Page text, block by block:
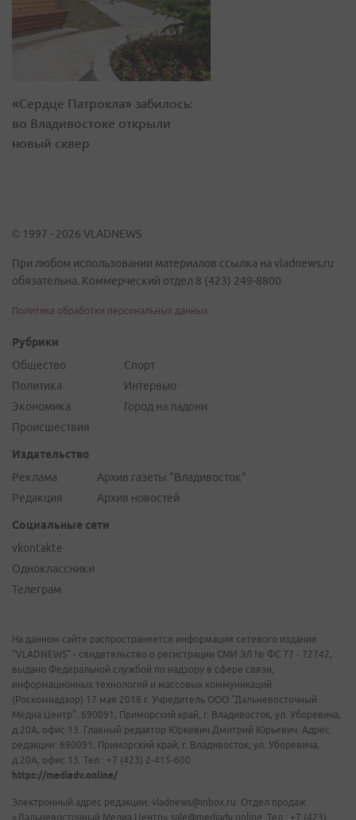
«Сердце Патрокла» забилось:
во Владивостоке открыли
новый сквер
© 1997 - 2026 VLADNEWS
При любом использовании материалов ссылка на vladnews.ru
обязательна. Коммерческий отдел 8 (423) 249-8800
Политика обработки персональных данных
Рубрики
Общество
Политика
Экономика
Происшествия
Спорт
Интервью
Город на ладони
Издательство
Реклама
Редакция
Архив газеты "Владивосток"
Архив новостей
Социальные сети
vkontakte
Одноклассники
Телеграм
На данном сайте распространяется информация сетевого издания
"VLADNEWS" - свидетельство о регистрации СМИ ЭЛ № ФС 77 - 72742,
выдано Федеральной службой по надзору в сфере связи,
информационных технологий и массовых коммуникаций
(Роскомнадзор) 17 мая 2018 г. Учредитель ООО "Дальневосточный
Медиа Центр". 690091, Приморский край, г. Владивосток, ул. Уборевича,
д.20А, офис 13. Главный редактор Юркевич Дмитрий Юрьевич. Адрес
редакции: 690091, Приморский край, г. Владивосток, ул. Уборевича,
д.20А, офис 13. Тел.: +7 (423) 2-415-600.
https://mediadv.online/
Электронный адрес редакции: vladnews@inbox.ru. Отдел продаж
«Дальневосточный Медиа Центр» sale@mediadv.online. Тел.: +7 (423)